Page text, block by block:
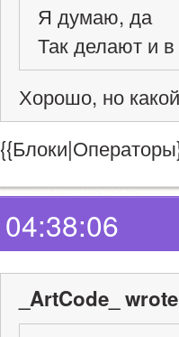
Я думаю, да
Так делают и
Хорошо, но
_ArtCode_